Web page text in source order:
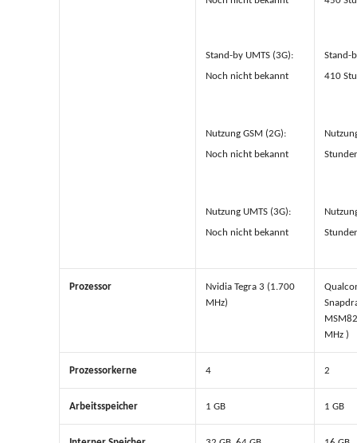
Stand-by UMTS (3G):
Noch nicht bekannt
Nutzung GSM (2G):
Noch nicht bekannt
Nutzung UMTS (3G):
Noch nicht bekannt
Stand-
410
Prozessor
Nvidia Tegra 3 (1.700
MHz)
MHz )
Prozessorkerne 4 2
Arbeitsspeicher 1 GB 1 GB